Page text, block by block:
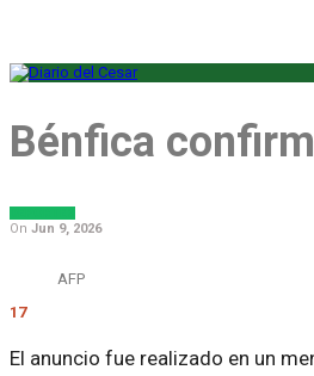
Bénfica
On Jun 9, 2026
AFP
17
El anuncio fue realizado en un